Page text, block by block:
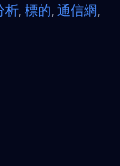
析 標的 通信網